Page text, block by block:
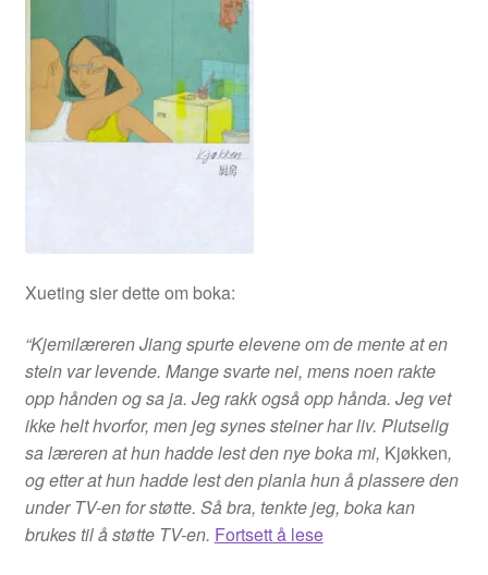
Xueting sier dette om boka:
“Kjemilæreren Jiang spurte elevene om de mente at en
stein var levende. Mange svarte nei, mens noen rakte
opp hånden og sa ja. Jeg rakk også opp hånda. Jeg vet
ikke helt hvorfor, men jeg synes steiner har liv. Plutselig
sa læreren at hun hadde lest den nye boka mi, Kjøkken,
og etter at hun hadde lest den planla hun å plassere den
under TV-en for støtte. Så bra, tenkte jeg, boka kan
brukes til å støtte TV-en. Fortsett å leseKjøkken